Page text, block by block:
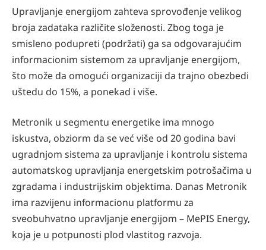
Upravljanje energijom zahteva sprovođenje velikog
broja zadataka različite složenosti. Zbog toga je
smisleno podupreti (podržati) ga sa odgovarajućim
informacionim sistemom za upravljanje energijom,
što može da omogući organizaciji da trajno obezbedi
uštedu do 15%, a ponekad i više.
Metronik u segmentu energetike ima mnogo
iskustva, obziorm da se već više od 20 godina bavi
ugradnjom sistema za upravljanje i kontrolu sistema
automatskog upravljanja energetskim potrošačima u
zgradama i industrijskim objektima. Danas Metronik
ima razvijenu informacionu platformu za
sveobuhvatno upravljanje energijom – MePIS Energy,
koja je u potpunosti plod vlastitog razvoja.